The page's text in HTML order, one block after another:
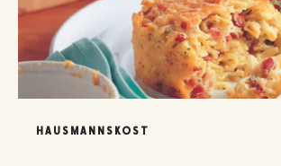
HAUSMANNSKOST